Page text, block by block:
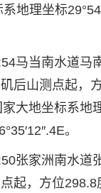
地理坐标
马当南水道马
后山测点起，
大地坐标系地
。
张家洲南水道
起，方位298.8